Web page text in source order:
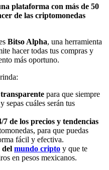
plataforma con más de 50
de las criptomonedas
Bitso Alpha, una herramienta
hacer todas tus compras y
más oportuno.
transparente para que siempre
sepas cuáles serán tus
de los precios y tendencias
para que puedas
fácil y efectiva.
del mundo cripto y que te
en pesos mexicanos.